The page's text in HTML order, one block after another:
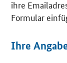
ihre
Formular
Ihre